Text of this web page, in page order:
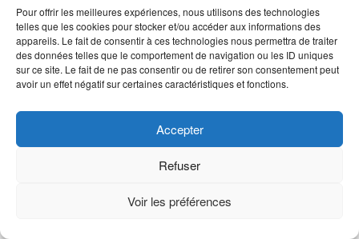
Pour offrir les meilleures expériences, nous utilisons des technologies
telles que les cookies pour stocker et/ou accéder aux informations des
appareils. Le fait de consentir à ces technologies nous permettra de traiter
des données telles que le comportement de navigation ou les ID uniques
sur ce site. Le fait de ne pas consentir ou de retirer son consentement peut
avoir un effet négatif sur certaines caractéristiques et fonctions.
Accepter
Refuser
Voir les préférences
ILLUSTRATIONS JEUNESSE
LOGOS
MAQUETTES / MODÈLES
PORTRAIT DE MAISON